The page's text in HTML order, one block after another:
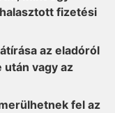
fizetési
az eladóról
vagy az
fel az